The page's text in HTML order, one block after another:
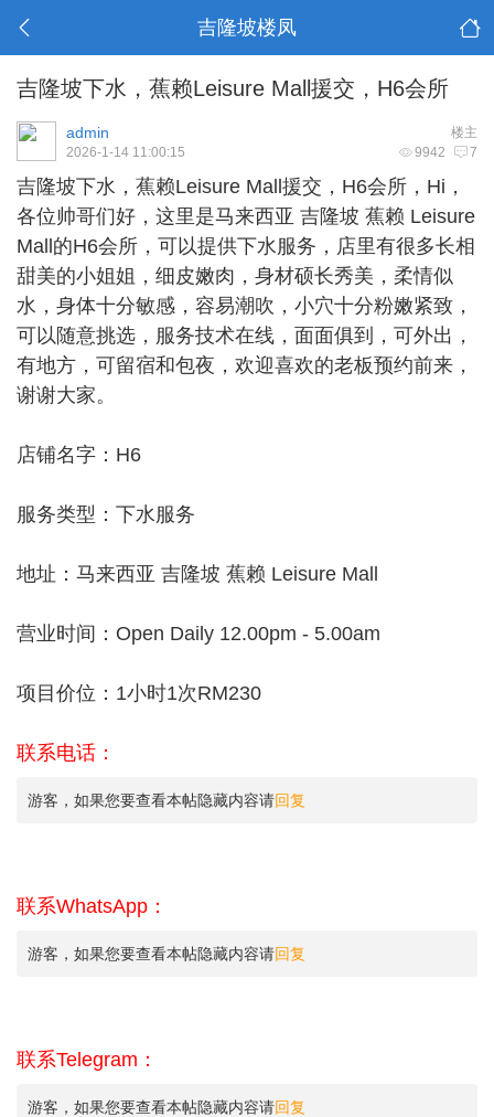
吉隆坡楼凤
吉隆坡下水，蕉赖Leisure Mall援交，H6会所
楼主
admin
9942 7
2026-1-14 11:00:15
吉隆坡下水 ，蕉赖Leisure Mall援交，H6会所，Hi，
各位帅哥们好，这里是马来西亚 吉隆坡 蕉赖 Leisure
Mall的H6会所，可以提供下水服务，店里有很多长相
甜美的小姐姐，细皮嫩肉，身材硕长秀美，柔情似
水，身体十分敏感，容易潮吹，小穴十分粉嫩紧致，
可以随意挑选，服务技术在线，面面俱到，可外出，
有地方，可留宿和包夜，欢迎喜欢的老板预约前来，
谢谢大家。
店铺名字：H6
服务类型：下水服务
地址：马来西亚 吉隆坡 蕉赖 Leisure Mall
营业时间：Open Daily 12.00pm - 5.00am
项目价位：1小时1次RM230
联系电话：
游客，如果您要查看本帖隐藏内容请回复
联系WhatsApp：
游客，如果您要查看本帖隐藏内容请回复
联系Telegram：
游客，如果您要查看本帖隐藏内容请回复